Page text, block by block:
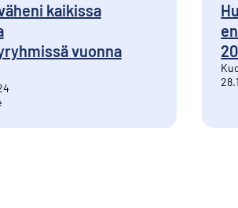
kaikissa
vuonna